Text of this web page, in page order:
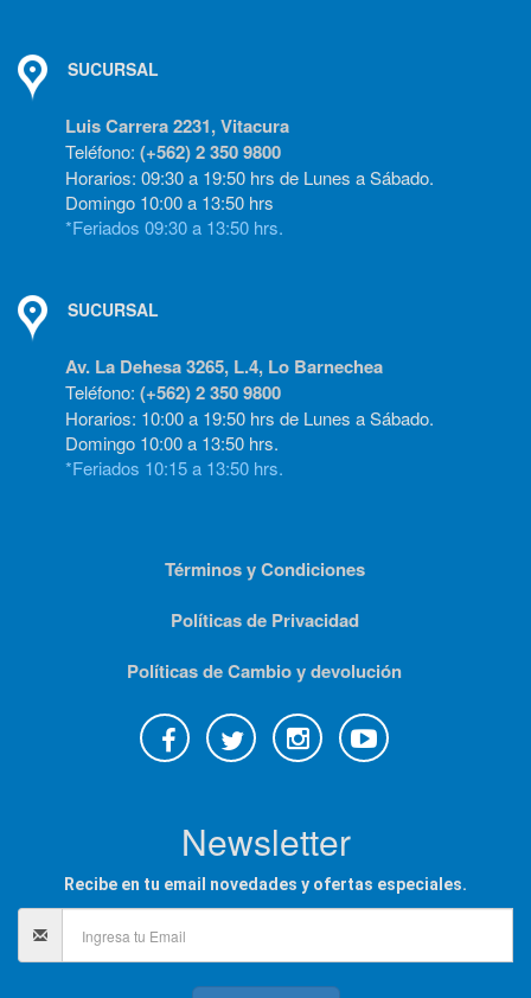
SUCURSAL
Luis Carrera 2231, Vitacura
Teléfono: (+562) 2 350 9800
Horarios: 09:30 a 19:50 hrs de Lunes a Sábado.
Domingo 10:00 a 13:50 hrs
*Feriados 09:30 a 13:50 hrs.
SUCURSAL
Av. La Dehesa 3265, L.4, Lo Barnechea
Teléfono: (+562) 2 350 9800
Horarios: 10:00 a 19:50 hrs de Lunes a Sábado.
Domingo 10:00 a 13:50 hrs.
*Feriados 10:15 a 13:50 hrs.
Términos y Condiciones
Políticas de Privacidad
Políticas de Cambio y devolución
Newsletter
Recibe en tu email novedades y ofertas especiales.